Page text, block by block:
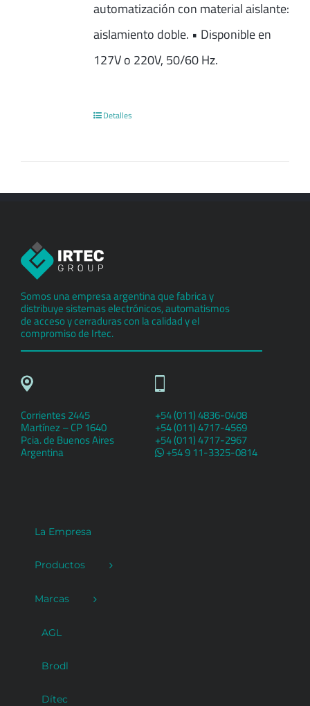
automatización con material aislante:
aislamiento doble. • Disponible en
127V o 220V, 50/60 Hz.
Detalles
Somos una empresa argentina que fabrica y
distribuye sistemas electrónicos, automatismos
de acceso y cerraduras con la calidad y el
compromiso de Irtec.
Corrientes 2445
Martínez – CP 1640
Pcia. de Buenos Aires
Argentina
+54 (011) 4836-0408
+54 (011) 4717-4569
+54 (011) 4717-2967
+54 9 11-3325-0814
La Empresa
Productos
Marcas
AGL
Brodl
Dítec